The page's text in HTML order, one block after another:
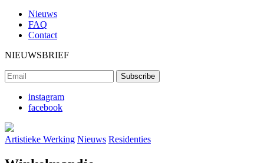
Nieuws
FAQ
Contact
NIEUWSBRIEF
instagram
facebook
Artistieke Werking Nieuws Residenties